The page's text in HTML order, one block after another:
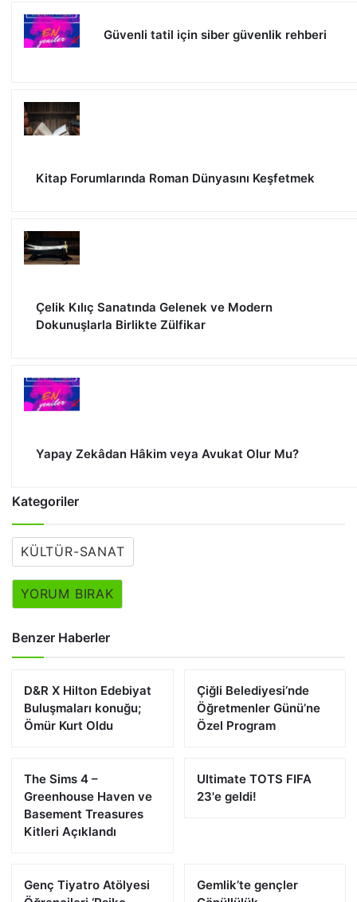
Güvenli tatil için siber güvenlik rehberi
Kitap Forumlarında Roman Dünyasını Keşfetmek
Çelik Kılıç Sanatında Gelenek ve Modern
Dokunuşlarla Birlikte Zülfikar
Yapay Zekâdan Hâkim veya Avukat Olur Mu?
Kategoriler
KÜLTÜR-SANAT
YORUM BIRAK
Benzer Haberler
D&R X Hilton Edebiyat
Buluşmaları konuğu;
Ömür Kurt Oldu
Çiğli Belediyesi’nde
Öğretmenler Günü’ne
Özel Program
The Sims 4 –
Greenhouse Haven ve
Basement Treasures
Kitleri Açıklandı
Ultimate TOTS FIFA
23'e geldi!
Genç Tiyatro Atölyesi
Gemlik’te gençler